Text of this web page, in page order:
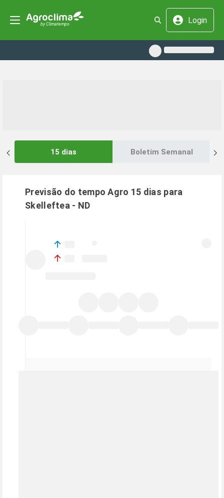
Login
15 dias Boletim Semanal
Previsão do tempo Agro 15 dias para
Skelleftea - ND